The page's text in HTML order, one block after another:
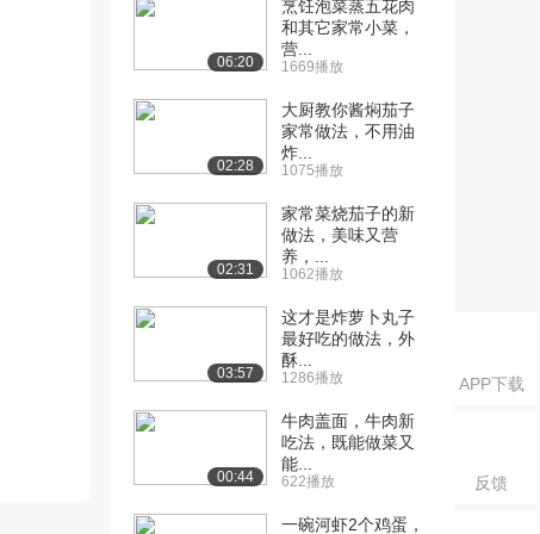
APP下载
反馈
06:20
烹饪泡菜蒸五花肉
和其它家常小菜，
营...
1669播放
02:28
大厨教你酱焖茄子
家常做法，不用油
炸...
1075播放
02:31
家常菜烧茄子的新
做法，美味又营
养，...
1062播放
03:57
这才是炸萝卜丸子
最好吃的做法，外
酥...
1286播放
00:44
牛肉盖面，牛肉新
吃法，既能做菜又
能...
622播放
一碗河虾2个鸡蛋，